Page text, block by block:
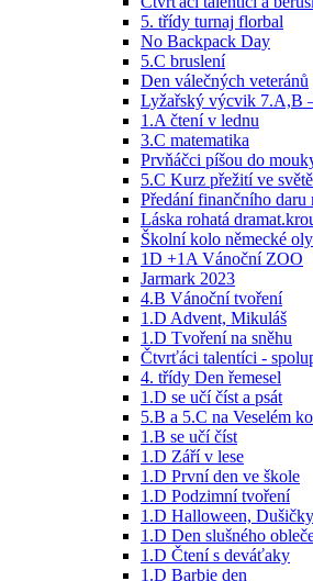
5. třídy turnaj florbal
No Backpack Day
5.C bruslení
Den válečných veteránů
Lyžařský výcvik 7.A,B
1.A čtení v lednu
3.C matematika
Prvňáčci píšou do
5.C Kurz přežití ve
Předání finančního daru
Láska rohatá
Školní kolo německé
1D +1A Vánoční ZOO
Jarmark 2023
4.B Vánoční tvoření
1.D Advent, Mikuláš
1.D Tvoření na sněhu
Čtvrťáci talentíci -
4. třídy Den řemesel
1.D se učí číst a psát
5.B a 5.C na Veselém
1.B se učí číst
1.D Září v lese
1.D První den ve škole
1.D Podzimní tvoření
1.D Halloween, Dušičky
1.D Den slušného
1.D Čtení s deváťaky
1.D Barbie den